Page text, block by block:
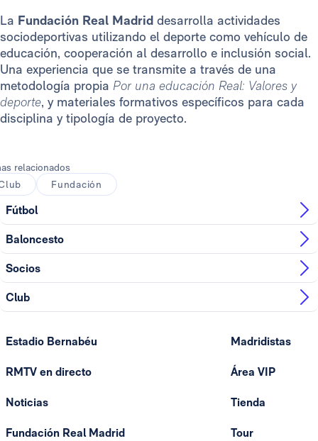
La Fundación Real Madrid desarrolla actividades
sociodeportivas utilizando el deporte como vehículo de
educación, cooperación al desarrollo e inclusión social.
Una experiencia que se transmite a través de una
metodología propia Por una educación Real: Valores y
deporte, y materiales formativos específicos para cada
disciplina y tipología de proyecto.
relacionados
Fundación
Fútbol
Baloncesto
Socios
Club
Estadio Bernabéu
RMTV en directo
Noticias
Fundación Real Madrid
Madridistas
Área VIP
Tienda
Tour